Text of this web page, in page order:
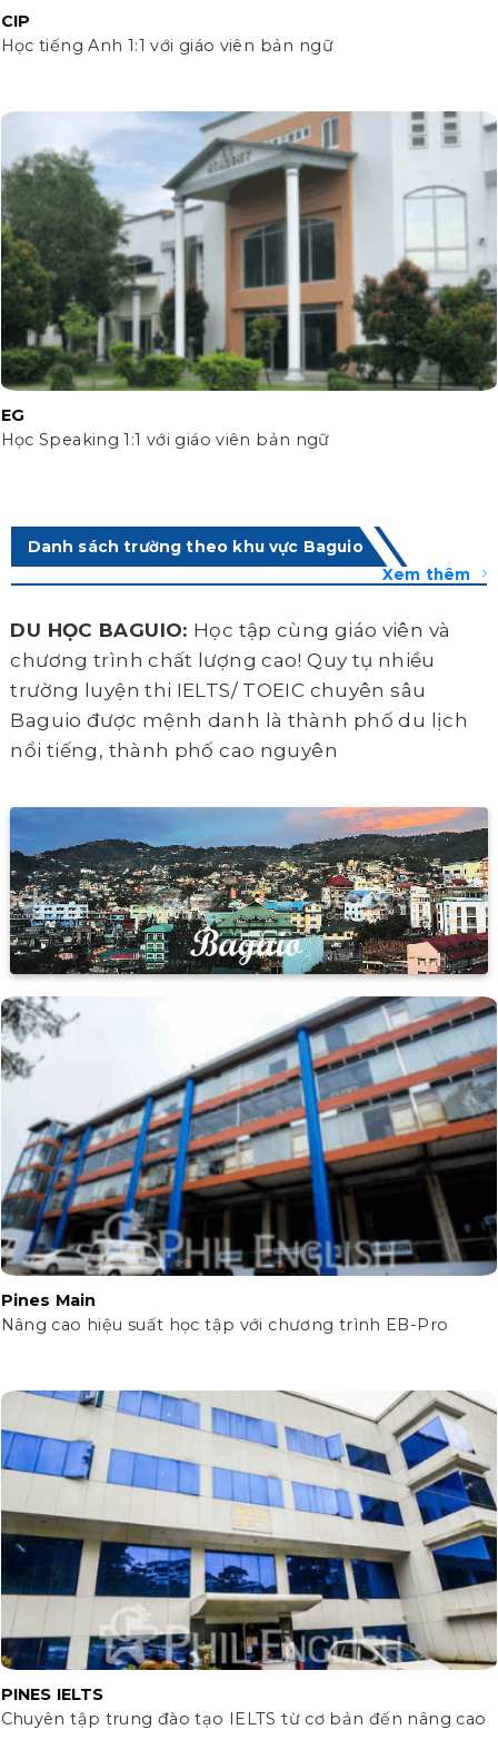
CIP
Học tiếng Anh 1:1 với giáo viên bản ngữ
EG
Học Speaking 1:1 với giáo viên bản ngữ
Danh sách trường theo khu vực Baguio
Xem thêm
DU HỌC BAGUIO: Học tập cùng giáo viên và
chương trình chất lượng cao! Quy tụ nhiều
trường luyện thi IELTS/ TOEIC chuyên sâu
Baguio được mệnh danh là thành phố du lịch
nổi tiếng, thành phố cao nguyên
Pines Main
Nâng cao hiệu suất học tập với chương trình EB-Pro
PINES IELTS
Chuyên tập trung đào tạo IELTS từ cơ bản đến nâng cao